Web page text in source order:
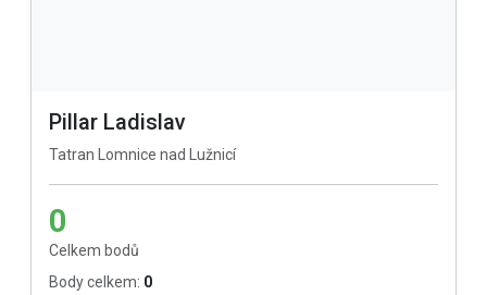
Pillar Ladislav
Tatran Lomnice nad Lužnicí
0
Celkem bodů
Body celkem: 0